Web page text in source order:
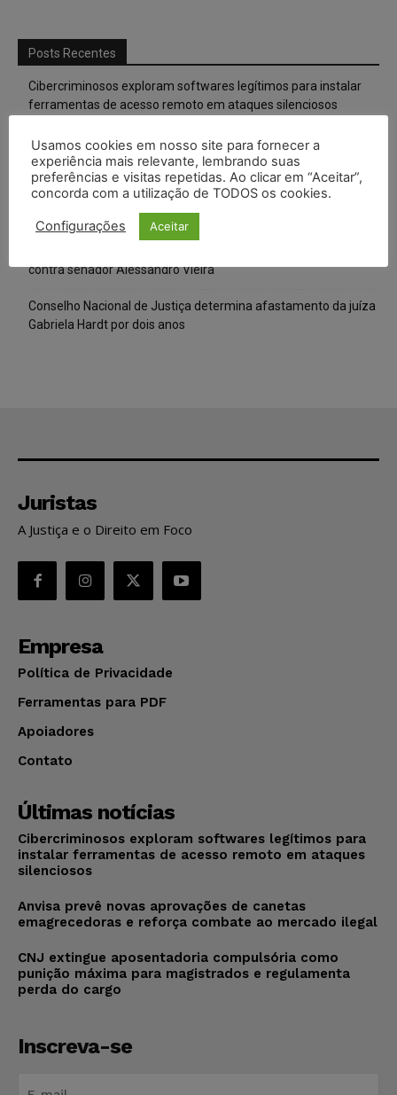
Posts Recentes
Cibercriminosos exploram softwares legítimos para instalar
ferramentas de acesso remoto em ataques silenciosos
Anvisa prevê novas aprovações de canetas emagrecedoras e
reforça combate ao mercado ilegal
CNJ extingue aposentadoria compulsória como punição
máxima para magistrados e regulamenta perda do cargo
contra senador Alessandro Vieira
Conselho Nacional de Justiça determina afastamento da juíza
Gabriela Hardt por dois anos
Juristas
A Justiça e o Direito em Foco
Empresa
Política de Privacidade
Ferramentas para PDF
Apoiadores
Contato
Últimas notícias
Cibercriminosos exploram softwares legítimos para
instalar ferramentas de acesso remoto em ataques
silenciosos
Anvisa prevê novas aprovações de canetas
emagrecedoras e reforça combate ao mercado ilegal
CNJ extingue aposentadoria compulsória como
punição máxima para magistrados e regulamenta
perda do cargo
Inscreva-se
Usamos cookies em nosso site para fornecer a
experiência mais relevante, lembrando suas
preferências e visitas repetidas. Ao clicar em “Aceitar”,
concorda com a utilização de TODOS os cookies.
Configurações Aceitar